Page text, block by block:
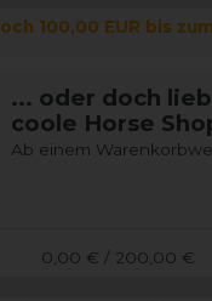
100,00 EUR bis
... oder doch
coole Horse
Ab einem
0,00 € / 200,00 €